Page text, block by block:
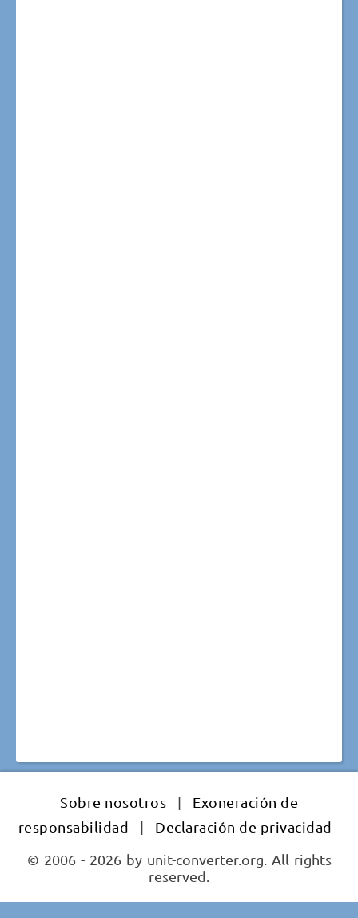
Sobre nosotros |
Exoneración de
responsabilidad
|
Declaración de privacidad
© 2006 - 2026 by unit-converter.org. All rights
reserved.